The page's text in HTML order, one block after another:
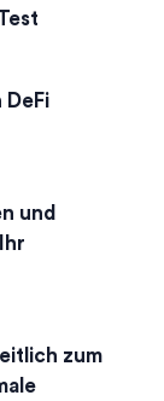
und
zum